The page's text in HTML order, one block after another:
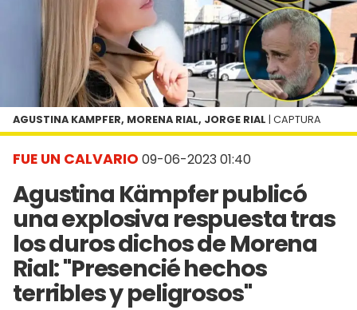
FUE UN CALVARIO 09-06-2023 01:40
Agustina Kämpfer publicó
una explosiva respuesta tras
los duros dichos de Morena
Rial: "Presencié hechos
terribles y peligrosos"
AGUSTINA KAMPFER, MORENA RIAL, JORGE RIAL | CAPTURA